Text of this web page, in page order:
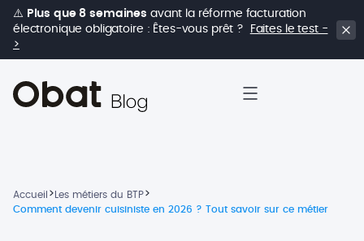
⚠️ Plus que 8 semaines avant la réforme facturation
électronique obligatoire : Êtes-vous prêt ?
Faites le test -
>
Accueil > Les métiers du BTP>
Comment devenir cuisiniste en 2026 ? Tout savoir sur ce métier